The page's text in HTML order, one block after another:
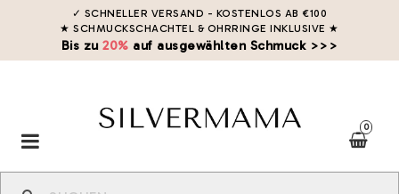
✓ SCHNELLER VERSAND - KOSTENLOS AB €100
★ SCHMUCKSCHACHTEL & OHRRINGE INKLUSIVE ★
Bis zu20% auf ausgewählten Schmuck >>>
0
Toggle
navigation